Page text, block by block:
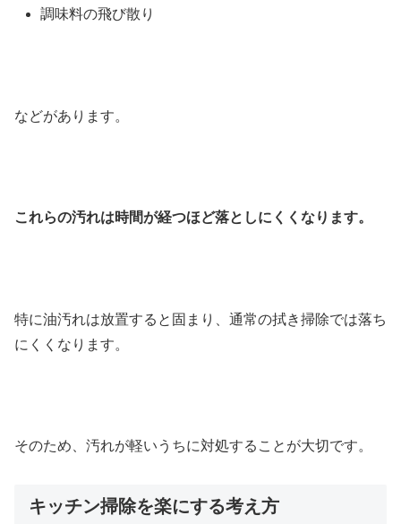
調味料の飛び散り
などがあります。
これらの汚れは時間が経つほど落としにくくなります。
特に油汚れは放置すると固まり、通常の拭き掃除では落ち
にくくなります。
そのため、汚れが軽いうちに対処することが大切です。
キッチン掃除を楽にする考え方